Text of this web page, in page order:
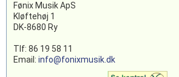
Fønix Musik ApS
Kløftehøj 1
DK-8680 Ry
Tlf: 86 19 58 11
Email: info@fonixmusik.dk